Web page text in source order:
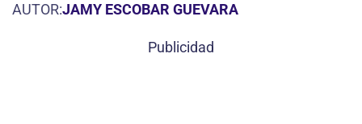
AUTOR:JAMY ESCOBAR GUEVARA
Publicidad